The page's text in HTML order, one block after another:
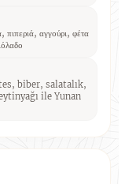
αγγούρι, φέτα
biber, salatalık,
ile Yunan